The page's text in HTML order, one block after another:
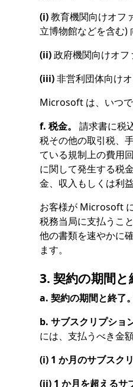
(i)教育機関向けオフ
立博物館などを含む)
(ii)政府機関向けオフ
(iii)非営利団体向け
Microsoft は、いつで
f. 税金。
請求書に税
税その他の取引税、
ている規制上の費用
に関して発生する税
金、収入もしくは利
お客様が Microsoft
税務当局に支払うこ
他の書類を速やかに
ます。
3. 契約の期間と
a. 契約の期間と終了
b. サブスクリプショ
には、支払うべき金
(i) 1 か月のサブスク
(ii) 1 か月を超えるサ